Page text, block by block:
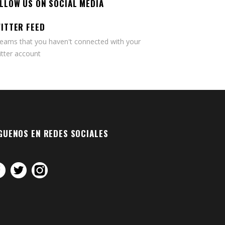
US ON SOCIAL MEDIA
FEED
that you haven't connected with your
account
EN REDES SOCIALES